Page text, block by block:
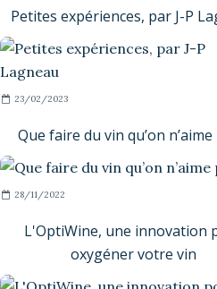
Petites expériences, par J-P
23/02/2023
Que faire du vin qu’on n’aime
28/11/2022
L'OptiWine, une innovation
oxygéner votre vin